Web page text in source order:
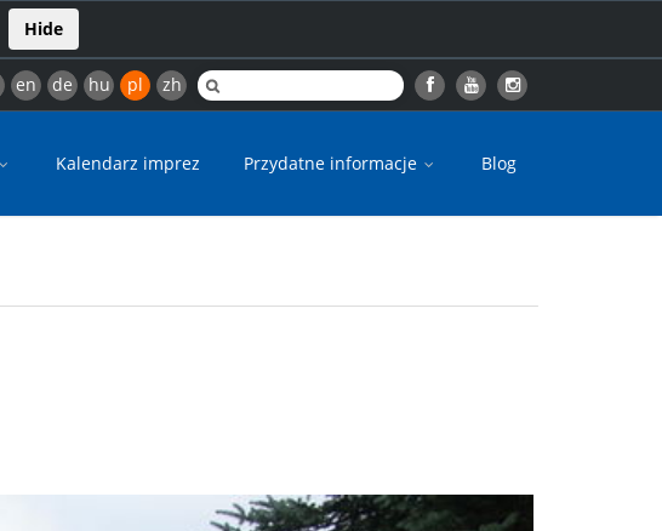
Hide
en de hu pl zh
Kalendarz imprez Przydatne informacje Blog